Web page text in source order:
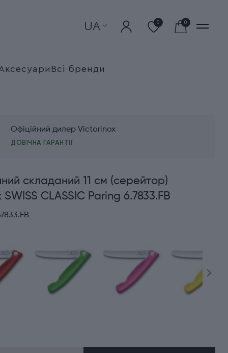
UA 0 0
Всі бренди
Офіційний дилер Victorinox
ДОВІЧНА ГАРАНТІЇ
складаний 11 см (серейтор)
CLASSIC Paring 6.7833.FB